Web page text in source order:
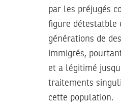
par les préjugés
figure détestatble
générations de
immigrés,
et a légitimé
traitements
cette population.